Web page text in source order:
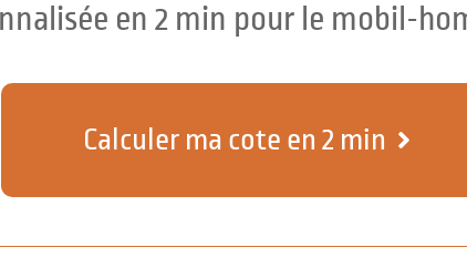
en 2 min pour le mobil-
Calculer ma cote en 2 min